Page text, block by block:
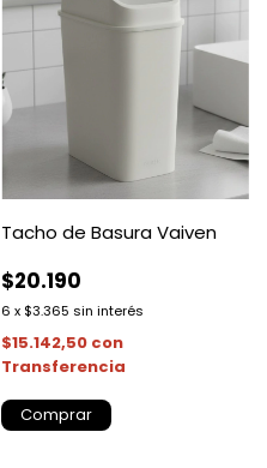
Tacho de Basura Vaiven
$20.190
6 x $3.365 sin interés
$15.142,50 con
Transferencia